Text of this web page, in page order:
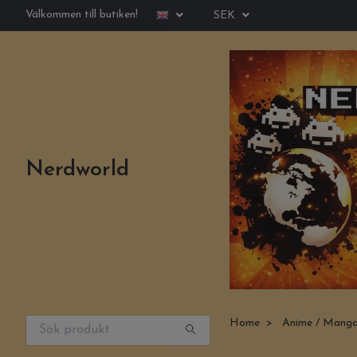
Välkommen till butiken! SEK
Nerdworld
Home Anime /